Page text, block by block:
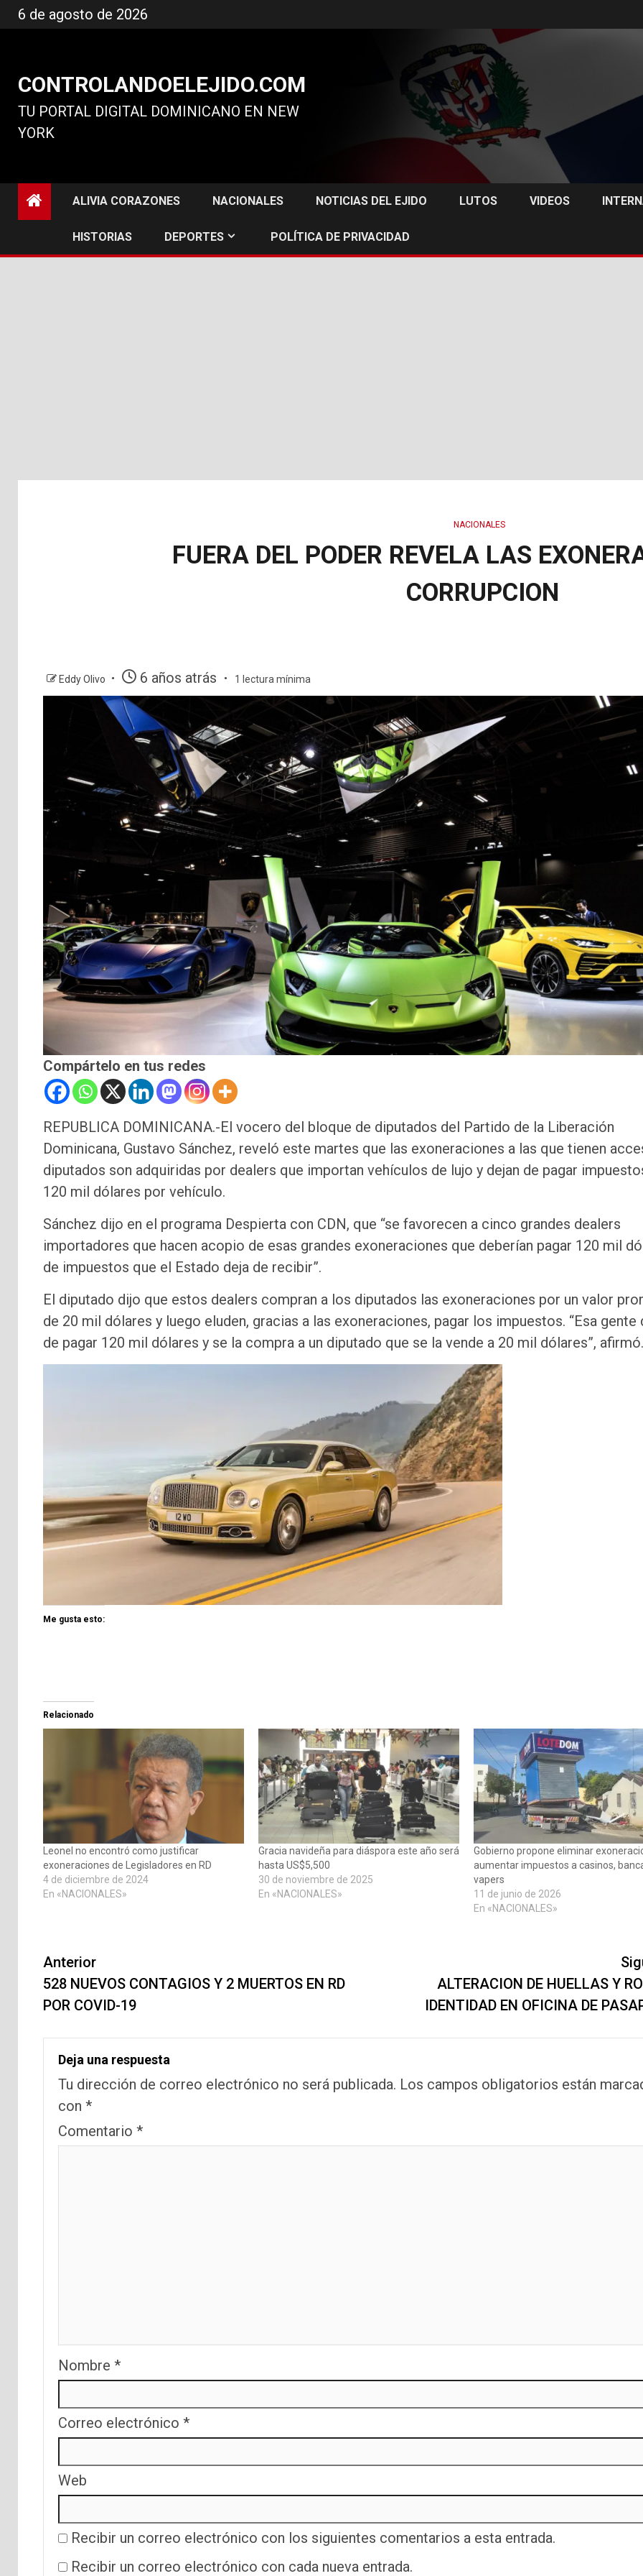
al
6 de agosto de 2026
CONTROLANDOELEJIDO.COM
TU PORTAL DIGITAL DOMINICANO EN NEW
YORK
ALIVIA CORAZONES NACIONALES NOTICIAS DEL EJIDO LUTOS VIDEOS
HISTORIAS DEPORTES POLÍTICA DE PRIVACIDAD
NACIONALES
FUERA DEL PODER REVELA LAS
CORRUPCION
Eddy Olivo 6 años atrás 1 lectura mínima
Compártelo en tus redes
REPUBLICA DOMINICANA.-El vocero del bloque de diputados del Partido de la Liberación
Dominicana, Gustavo Sánchez, reveló este martes que las exoneraciones a las que tienen
diputados son adquiridas por dealers que importan vehículos de lujo y dejan de pagar
120 mil dólares por vehículo.
Sánchez dijo en el programa Despierta con CDN, que “se favorecen a cinco grandes dealers
importadores que hacen acopio de esas grandes exoneraciones que deberían pagar 120 mil
de impuestos que el Estado deja de recibir”.
El diputado dijo que estos dealers compran a los diputados las exoneraciones por un valor
de 20 mil dólares y luego eluden, gracias a las exoneraciones, pagar los impuestos. “Esa gente
de pagar 120 mil dólares y se la compra a un diputado que se la vende a 20 mil dólares”, afirmó.
Me gusta esto:
Relacionado
Leonel no encontró como justificar
exoneraciones de Legisladores en RD
4 de diciembre de 2024
En «NACIONALES»
Gracia navideña para diáspora este año será
hasta US$5,500
30 de noviembre de 2025
En «NACIONALES»
Gobierno propone eliminar
aumentar impuestos a casinos,
vapers
11 de junio de 2026
En «NACIONALES»
Navegación
de
entradas
Anterior
528 NUEVOS CONTAGIOS Y 2 MUERTOS EN RD
POR COVID-19
ALTERACION DE HUELLAS Y
IDENTIDAD EN OFICINA DE
Deja una respuesta
Tu dirección de correo electrónico no será publicada. Los campos obligatorios están
con *
Comentario *
Nombre *
Correo electrónico *
Web
Recibir un correo electrónico con los siguientes comentarios a esta entrada.
Recibir un correo electrónico con cada nueva entrada.